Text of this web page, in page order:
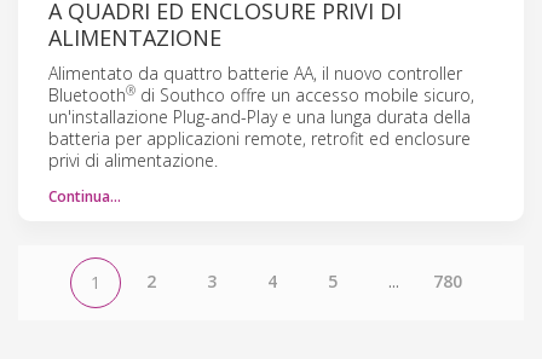
A QUADRI ED ENCLOSURE PRIVI DI
ALIMENTAZIONE
Alimentato da quattro batterie AA, il nuovo controller
Bluetooth® di Southco offre un accesso mobile sicuro,
un'installazione Plug-and-Play e una lunga durata della
batteria per applicazioni remote, retrofit ed enclosure
privi di alimentazione.
Continua…
1 2 3 4 5 ... 780